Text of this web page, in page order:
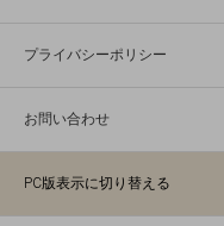
プライバシーポリシー
お問い合わせ
PC版表示に切り替える